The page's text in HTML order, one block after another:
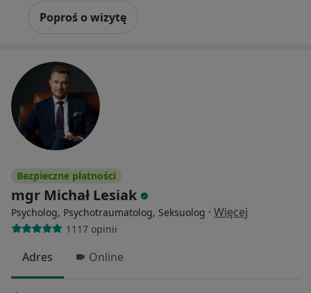
Poproś o wizytę
Bezpieczne płatności
mgr Michał Lesiak
Psycholog, Psychotraumatolog, Seksuolog · Więcej
1117 opinii
Adres Online